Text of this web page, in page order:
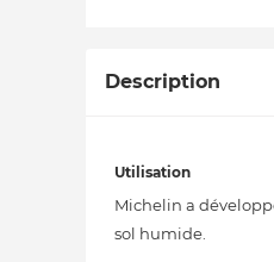
Description
Utilisation
Michelin a
sol humide.